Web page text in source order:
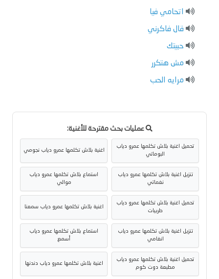
اتحامي فيا
قال فاكرني
حبيتك
مش هتكرر
مرايه الحب
عمليات بحث مقترحة للأغنية:
تحميل اغنية بلاش تكلمها عمرو دياب
البوماتي
اغنية بلاش تكلمها عمرو دياب نجومي
تنزيل اغنية بلاش تكلمها عمرو دياب
نغماتي
استماع بلاش تكلمها عمرو دياب
موالي
تحميل اغنية بلاش تكلمها عمرو دياب
طربيات
اغنية بلاش تكلمها عمرو دياب سمعنا
تنزيل اغنية بلاش تكلمها عمرو دياب
انغامي
استماع بلاش تكلمها عمرو دياب
أسمع
تحميل اغنية بلاش تكلمها عمرو دياب
مطبعة دوت كوم
اغنية بلاش تكلمها عمرو دياب دندنها